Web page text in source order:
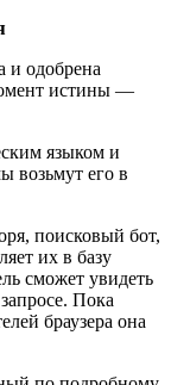
и одобрена
истины ―
языком и
возьмут его в
поисковый бот,
их в базу
сможет увидеть
Пока
браузера она